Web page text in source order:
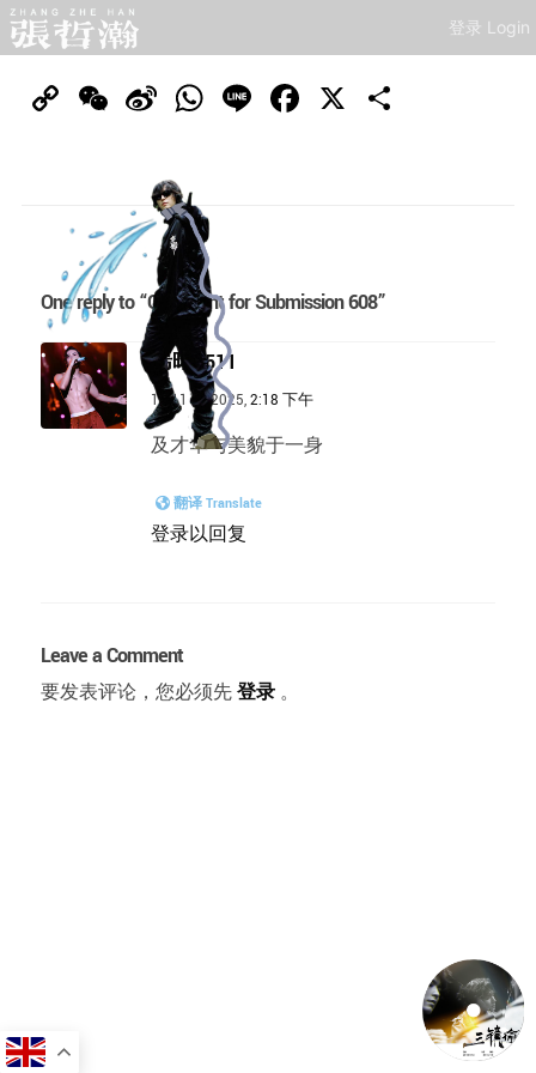
登录 Login
CopyWeChat
SinaWhatsApp
Line Facebook
X
One reply to “Comment for Submission 608”
晞晞0511
11 11 月 2025,2:18 下午
及才华与美貌于一身
翻译 Translate
登录以回复
Leave a Comment
要发表评论，您必须先 登录 。